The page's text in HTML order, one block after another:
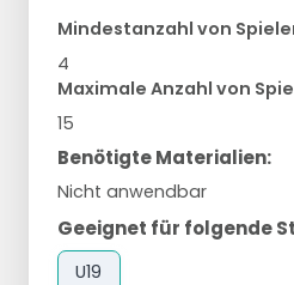
Mindestanzahl von
4
Maximale Anzahl von
15
Benötigte Materialien:
Nicht anwendbar
Geeignet für folgende
U19